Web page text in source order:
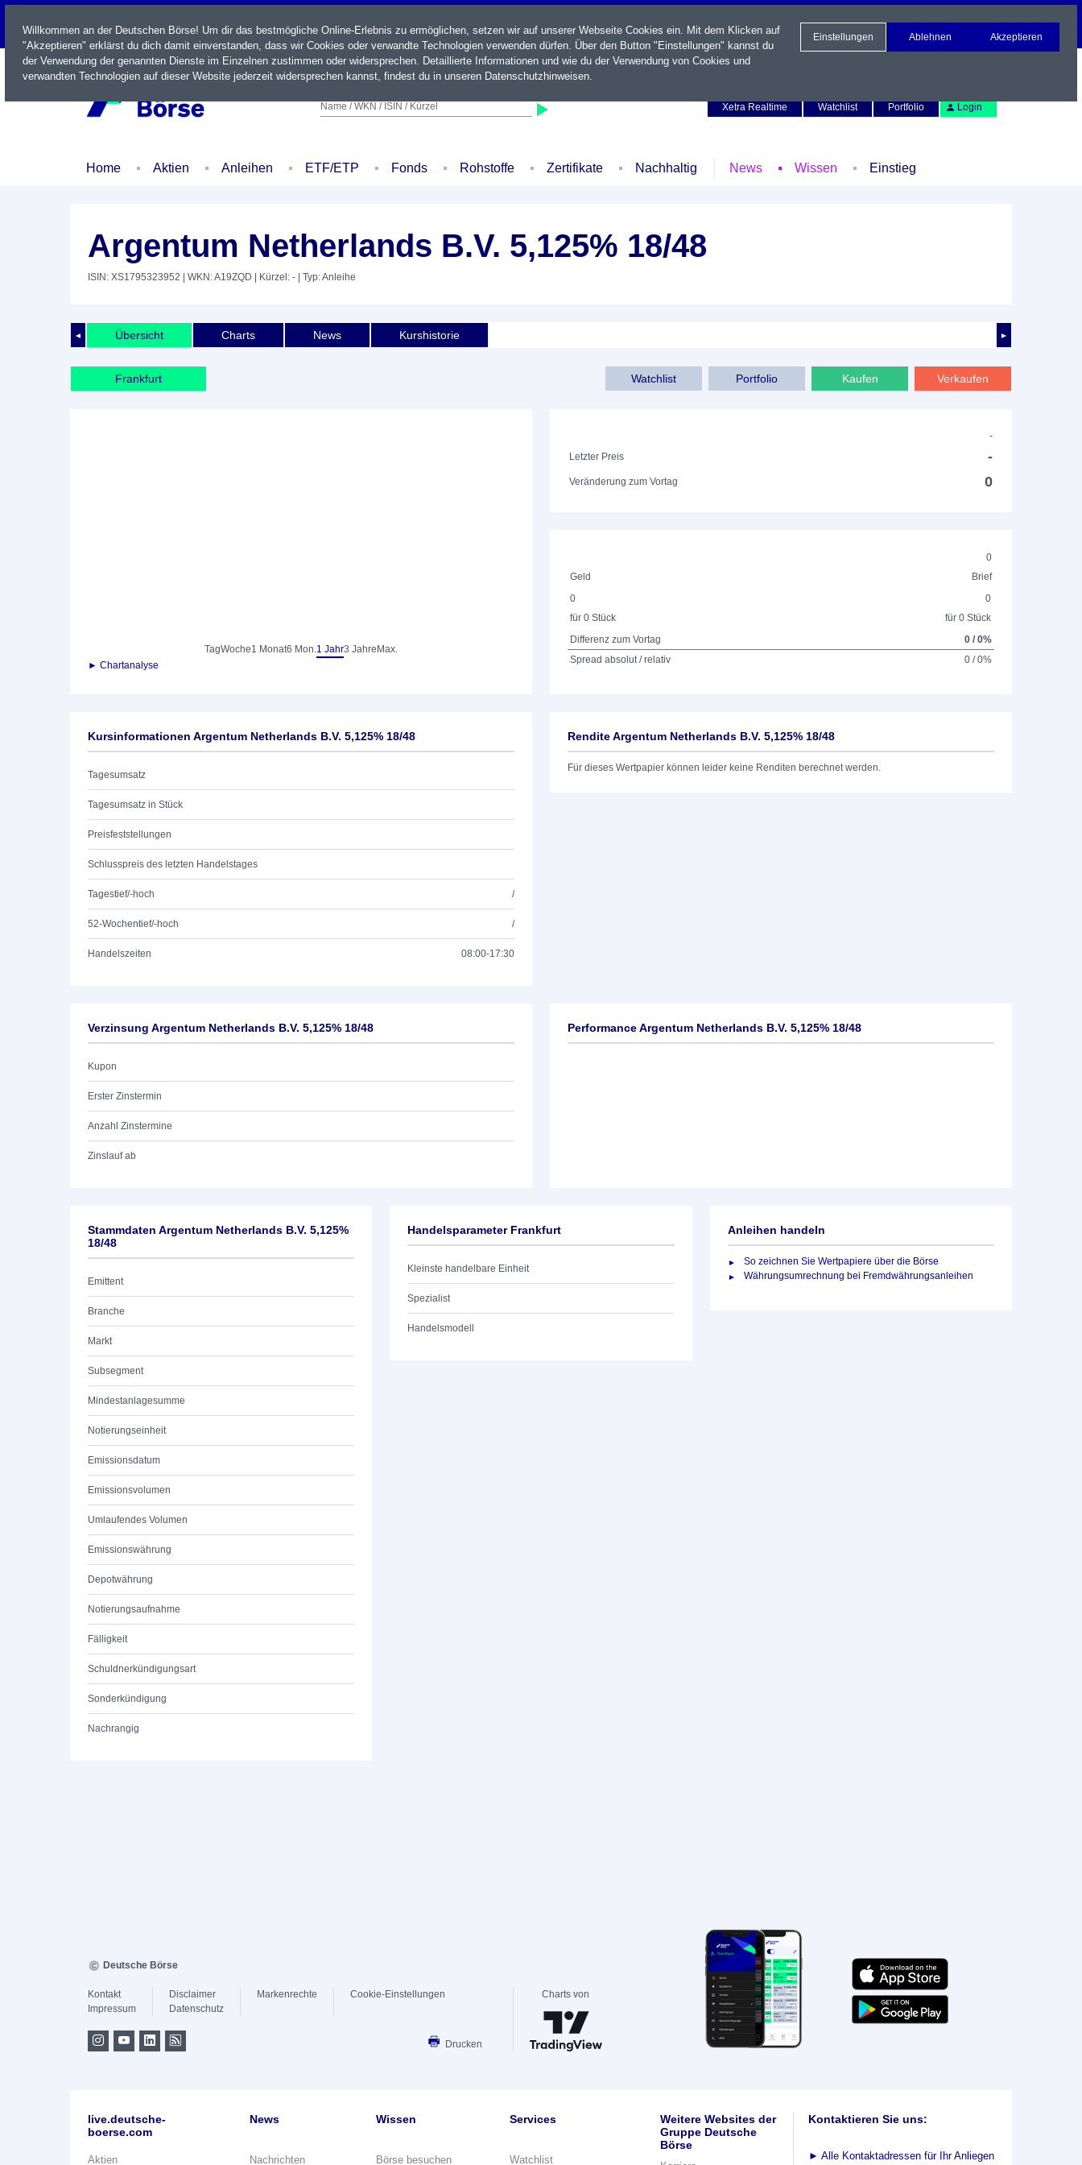
LIVE
Name / WKN / ISIN / Kürzel
Xetra Realtime
Watchlist Portfolio Login
Home Aktien Anleihen ETF/ETP Fonds Rohstoffe Zertifikate Nachhaltig News Wissen Einstieg
Argentum Netherlands B.V. 5,125% 18/48
ISIN: XS1795323952 | WKN: A19ZQD | Kürzel: - | Typ: Anleihe
◄ ►
Übersicht Charts News Kurshistorie
Frankfurt Verkaufen
Kaufen
Portfolio
Watchlist
TagWoche1 Monat6 Mon.1 Jahr3 Jahre Max.
► Chartanalyse
-
Letzter Preis
-
Veränderung zum Vortag 0
0
Geld
Brief
0
für 0 Stück
0
für 0 Stück
Differenz zum Vortag
0 / 0%
Spread absolut / relativ
0 / 0%
Kursinformationen Argentum Netherlands B.V. 5,125% 18/48
Tagesumsatz
Tagesumsatz in Stück
Preisfeststellungen
Schlusspreis des letzten Handelstages
Tagestief/-hoch /
52-Wochentief/-hoch /
Handelszeiten 08:00-17:30
Rendite Argentum Netherlands B.V. 5,125% 18/48
Für dieses Wertpapier können leider keine Renditen berechnet werden.
Verzinsung Argentum Netherlands B.V. 5,125% 18/48
Kupon
Erster Zinstermin
Anzahl Zinstermine
Zinslauf ab
Performance Argentum Netherlands B.V. 5,125% 18/48
Stammdaten Argentum Netherlands B.V. 5,125%
18/48
Emittent
Branche
Markt
Subsegment
Mindestanlagesumme
Notierungseinheit
Emissionsdatum
Emissionsvolumen
Umlaufendes Volumen
Emissionswährung
Depotwährung
Notierungsaufnahme
Fälligkeit
Schuldnerkündigungsart
Sonderkündigung
Nachrangig
Handelsparameter Frankfurt
Kleinste handelbare Einheit
Spezialist
Handelsmodell
Anleihen handeln
So zeichnen Sie Wertpapiere über die Börse
Währungsumrechnung bei Fremdwährungsanleihen
Willkommen an der Deutschen Börse! Um dir das bestmögliche Online-Erlebnis zu ermöglichen, setzen wir auf unserer Webseite Cookies ein. Mit dem Klicken auf
"Akzeptieren" erklärst du dich damit einverstanden, dass wir Cookies oder verwandte Technologien verwenden dürfen. Über den Button "Einstellungen" kannst du
der Verwendung der genannten Dienste im Einzelnen zustimmen oder widersprechen. Detaillierte Informationen und wie du der Verwendung von Cookies und
verwandten Technologien auf dieser Website jederzeit widersprechen kannst, findest du in unseren Datenschutzhinweisen.
Einstellungen Ablehnen Akzeptieren
Deutsche Börse
Kontakt
Impressum
Disclaimer
Datenschutz
Markenrechte Cookie-Einstellungen
Drucken
Charts von
live.deutsche-
boerse.com
Aktien
News
Nachrichten
Wissen
Börse besuchen
Services
Watchlist
Weitere Websites der
Gruppe Deutsche
Börse
Kontaktieren Sie uns:
► Alle Kontaktadressen für Ihr Anliegen